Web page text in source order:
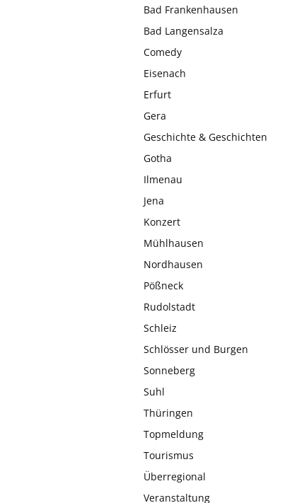
Bad Frankenhausen
Bad Langensalza
Comedy
Eisenach
Erfurt
Gera
Geschichte & Geschichten
Gotha
Ilmenau
Jena
Konzert
Mühlhausen
Nordhausen
Pößneck
Rudolstadt
Schleiz
Schlösser und Burgen
Sonneberg
Suhl
Thüringen
Topmeldung
Tourismus
Überregional
Veranstaltung